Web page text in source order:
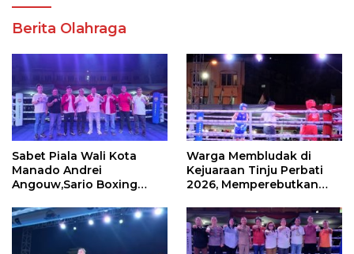
Berita Olahraga
Sabet Piala Wali Kota
Manado Andrei
Angouw,Sario Boxing
Perbati 2026
Warga Membludak di
Kejuaraan Tinju Perbati
2026, Memperebutkan